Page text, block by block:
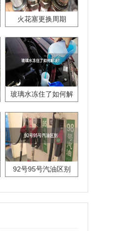
火花塞更换周期
玻璃水冻住了如何解
92号95号汽油区别